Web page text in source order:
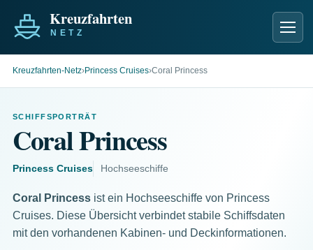
Kreuzfahrten-Netz›Princess Cruises›Coral Princess
SCHIFFSPORTRÄT
Coral Princess
Princess Cruises Hochseeschiffe
Coral Princess ist ein Hochseeschiffe von Princess
Cruises. Diese Übersicht verbindet stabile Schiffsdaten
mit den vorhandenen Kabinen- und Deckinformationen.